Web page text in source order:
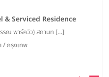
Serviced Residence
รณ พาร์ควิว) สถานท […]
/ กรุงเทพ